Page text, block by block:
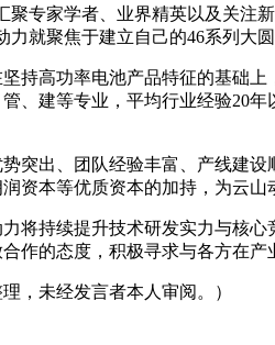
聚专家学者、业界精英以及关注
力就聚焦于建立自己的46系列大
持高功率电池产品特征的基础
、建等专业，平均行业经验20
突出、团队经验丰富、产线建
资本等优质资本的加持，为云山
将持续提升技术研发实力与核
作的态度，积极寻求与各方在
，未经发言者本人审阅。）